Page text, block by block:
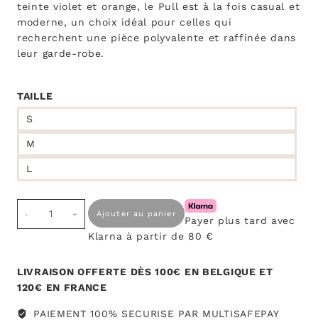
teinte violet et orange, le Pull est à la fois casual et
moderne, un choix idéal pour celles qui
recherchent une pièce polyvalente et raffinée dans
leur garde-robe.
TAILLE
S
M
L
quantité
col
polo
Ajouter au panier
Payer plus tard avec
Klarna à partir de 80 €
LIVRAISON OFFERTE DÈS 100€ EN BELGIQUE ET
120€ EN FRANCE
PAIEMENT 100% SECURISE PAR MULTISAFEPAY